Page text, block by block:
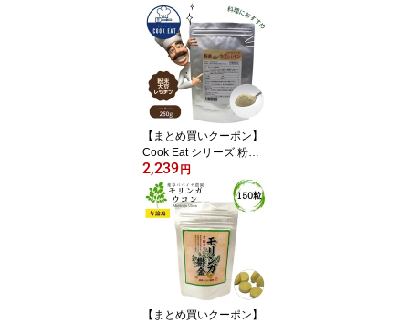
【まとめ買いクーポン】
Cook Eat シリーズ 粉末
大豆レシチン 250g クッ
クイート レシピ 【10％
対象】
2,239円
【まとめ買いクーポン】